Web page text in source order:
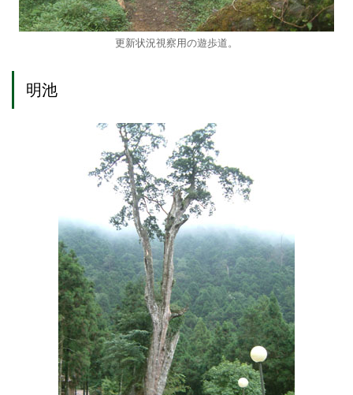
更新状況視察用の遊歩道。
明池